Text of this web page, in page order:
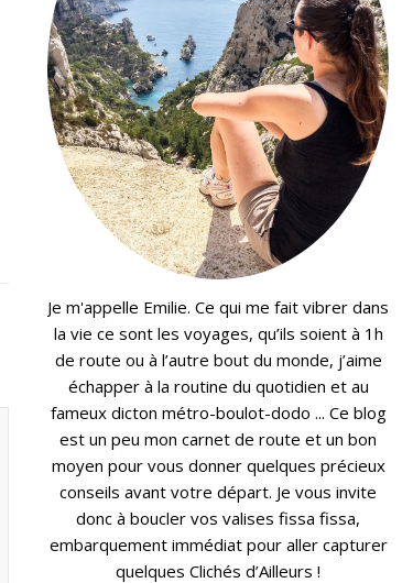
Je m'appelle Emilie. Ce qui me fait vibrer dans
la vie ce sont les voyages, qu’ils soient à 1h
de route ou à l’autre bout du monde, j’aime
échapper à la routine du quotidien et au
fameux dicton métro-boulot-dodo ... Ce blog
est un peu mon carnet de route et un bon
moyen pour vous donner quelques précieux
conseils avant votre départ. Je vous invite
donc à boucler vos valises fissa fissa,
embarquement immédiat pour aller capturer
quelques Clichés d’Ailleurs !